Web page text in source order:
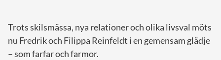
Trots skilsmässa, nya relationer och olika livsval möts
nu Fredrik och Filippa Reinfeldt i en gemensam glädje
– som farfar och farmor.